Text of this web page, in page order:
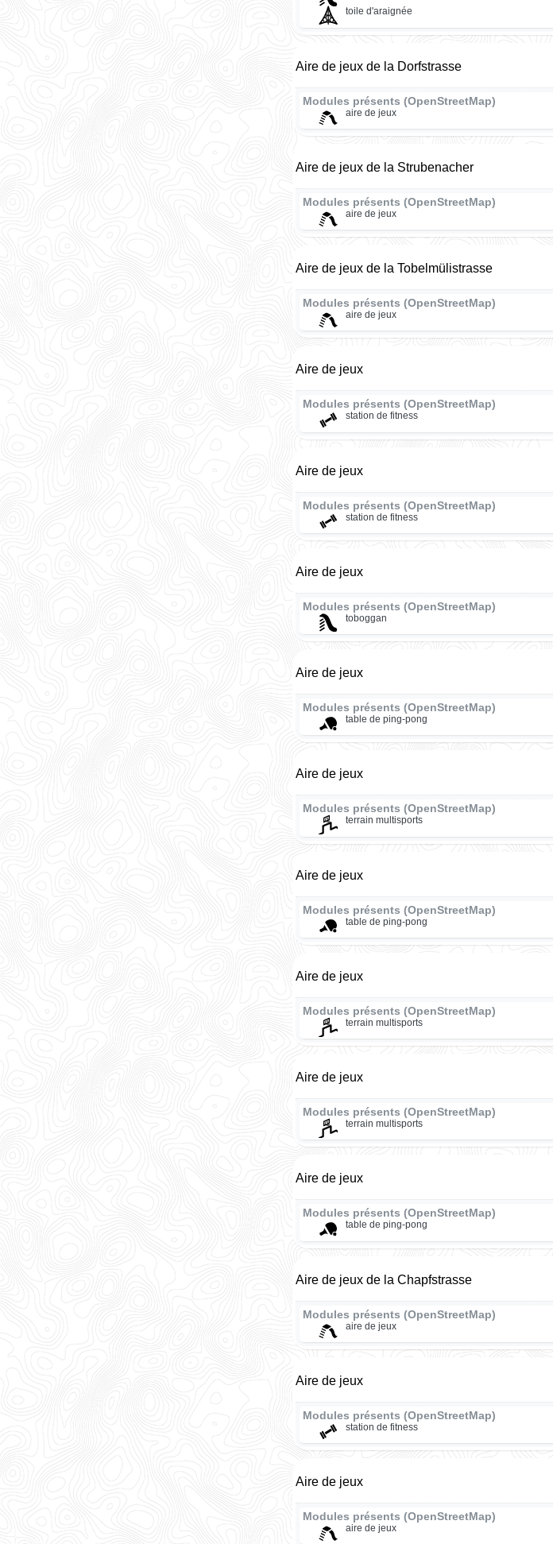
toile d'araignée
Aire de jeux de la Dorfstrasse
Modules présents (OpenStreetMap)
aire de jeux
Aire de jeux de la Strubenacher
Modules présents (OpenStreetMap)
aire de jeux
Aire de jeux de la Tobelmülistrasse
Modules présents (OpenStreetMap)
aire de jeux
Aire de jeux
Modules présents (OpenStreetMap)
station de fitness
Aire de jeux
Modules présents (OpenStreetMap)
station de fitness
Aire de jeux
Modules présents (OpenStreetMap)
toboggan
Aire de jeux
Modules présents (OpenStreetMap)
table de ping-pong
Aire de jeux
Modules présents (OpenStreetMap)
terrain multisports
Aire de jeux
Modules présents (OpenStreetMap)
table de ping-pong
Aire de jeux
Modules présents (OpenStreetMap)
terrain multisports
Aire de jeux
Modules présents (OpenStreetMap)
terrain multisports
Aire de jeux
Modules présents (OpenStreetMap)
table de ping-pong
Aire de jeux de la Chapfstrasse
Modules présents (OpenStreetMap)
aire de jeux
Aire de jeux
Modules présents (OpenStreetMap)
station de fitness
Aire de jeux
Modules présents (OpenStreetMap)
aire de jeux